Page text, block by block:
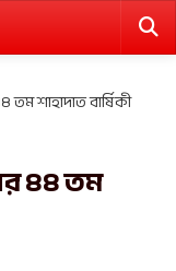
শাহাদাত বার্ষিকী
৪৪ তম